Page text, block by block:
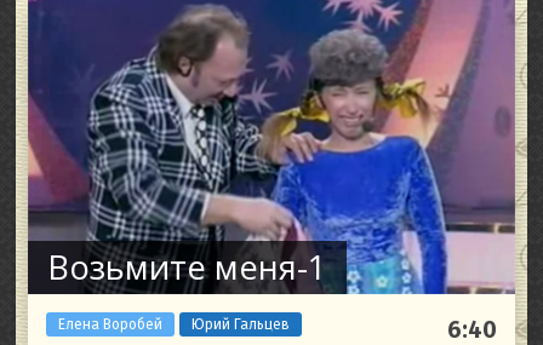
Возьмите меня-1
Елена Воробей Юрий Гальцев 6:40